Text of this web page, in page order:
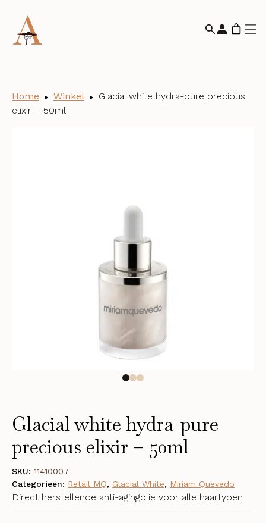
Home Winkel
Glacial white hydra-pure precious
elixir – 50ml
Glacial white hydra-pure
precious elixir – 50ml
Direct herstellende anti-agingolie voor alle haartypen
SKU: 11410007
Categorieën: Retail MQ, Glacial White, Miriam Quevedo